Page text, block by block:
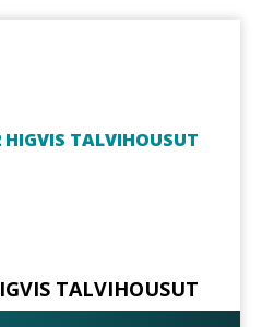
TALVIHOUSUT